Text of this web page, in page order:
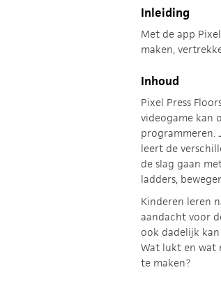
Inleiding
Met de app
maken,
Inhoud
Pixel Press
videogame kan
programmeren.
leert de
de slag gaan
ladders,
Kinderen leren
aandacht voor
ook dadelijk
Wat lukt en wat
te maken?